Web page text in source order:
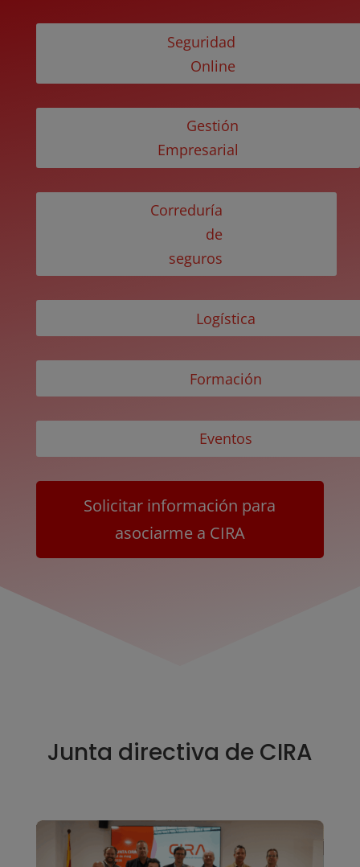
Seguridad
Online
Gestión
Empresarial
Correduría
de
seguros
Logística
Formación
Eventos
Solicitar información para
asociarme a CIRA
Junta directiva de CIRA